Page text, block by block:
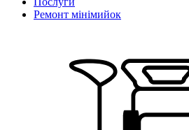
Ремонт мiнiмийок